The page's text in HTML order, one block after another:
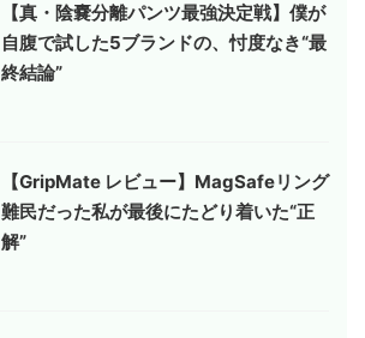
【真・陰嚢分離パンツ最強決定戦】僕が
自腹で試した5ブランドの、忖度なき“最
終結論”
【GripMate レビュー】MagSafeリング
難民だった私が最後にたどり着いた“正
解”